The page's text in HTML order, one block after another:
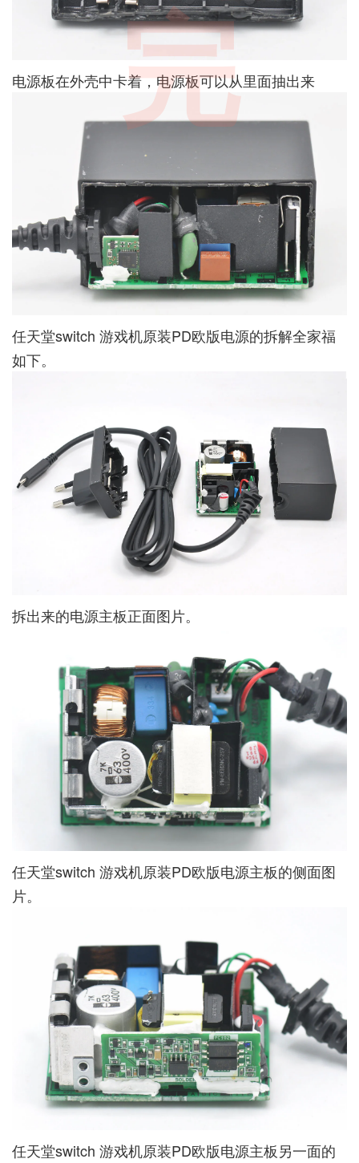
电源板在外壳中卡着，电源板可以从里面抽出来
任天堂switch 游戏机原装PD欧版电源的拆解全家福
如下。
拆出来的电源主板正面图片。
任天堂switch 游戏机原装PD欧版电源主板的侧面图
片。
任天堂switch 游戏机原装PD欧版电源主板另一面的
完